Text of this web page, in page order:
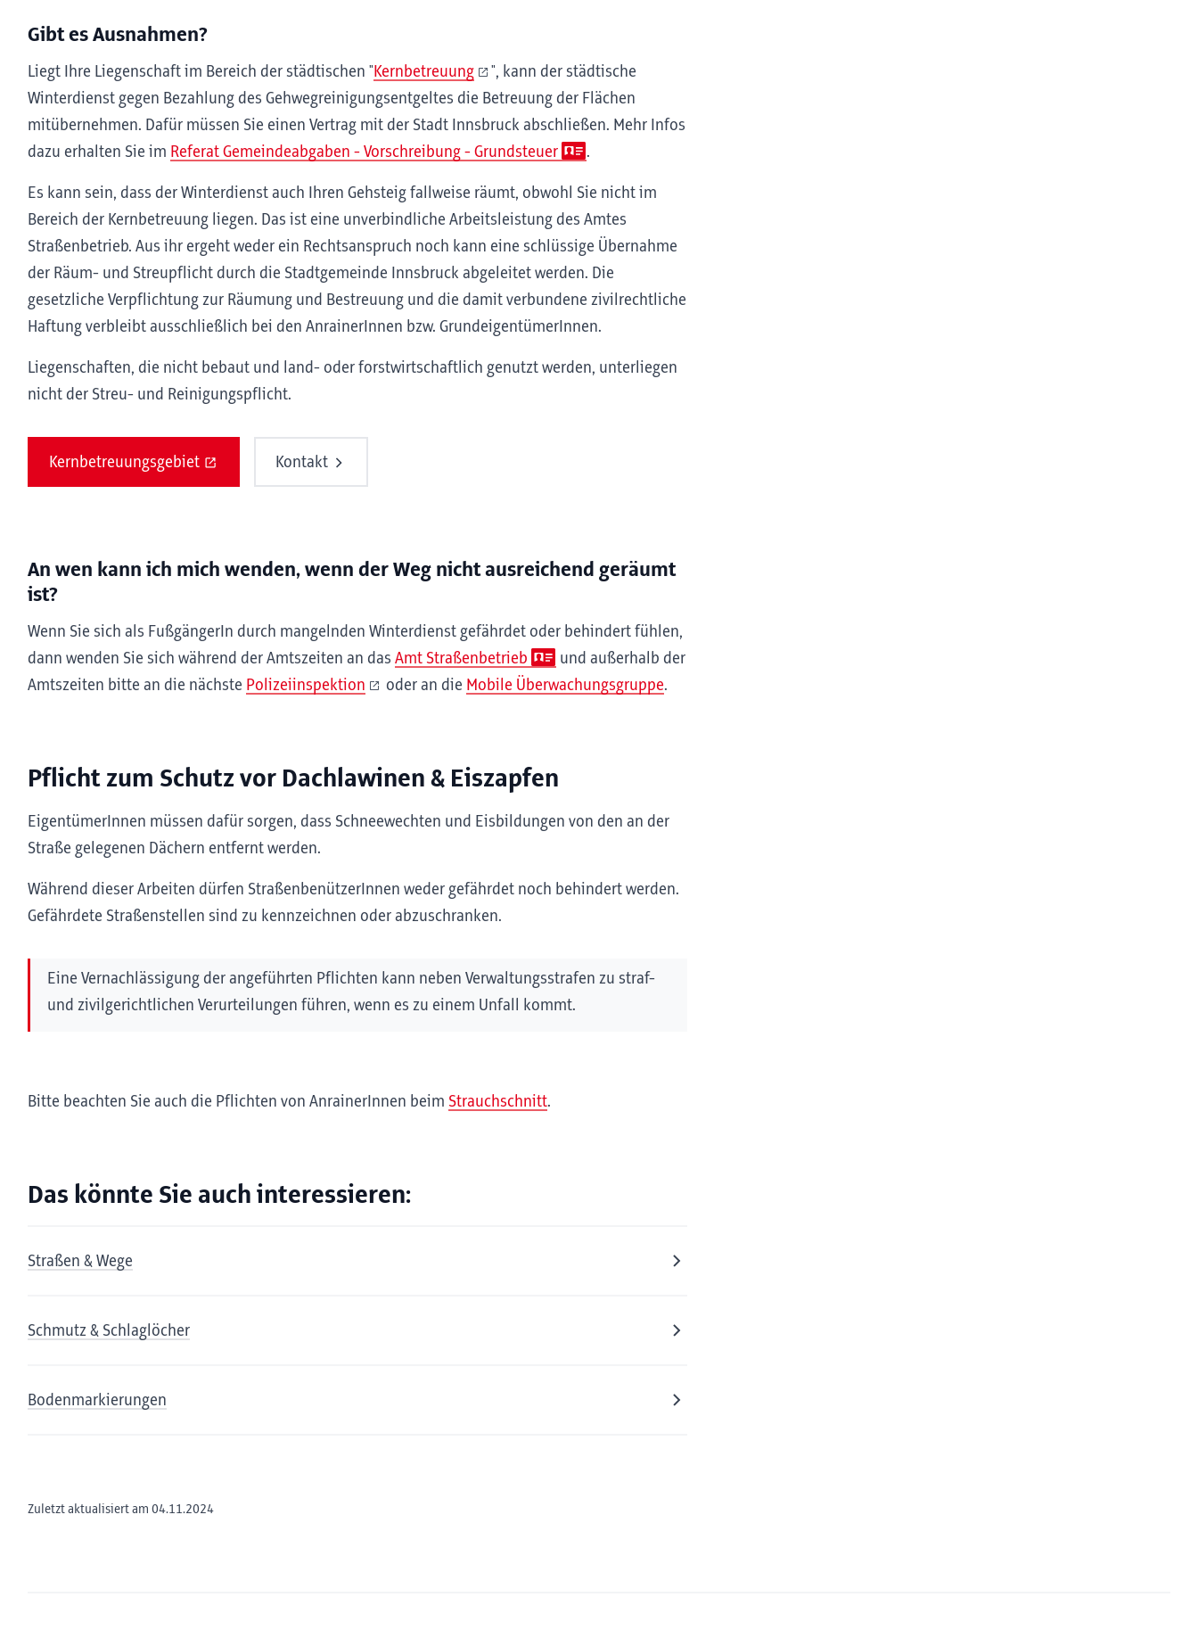
Gibt es Ausnahmen?
Liegt Ihre Liegenschaft im Bereich der städtischen "Kernbetreuung
", kann der städtische
Winterdienst gegen Bezahlung des Gehwegreinigungsentgeltes die Betreuung der Flächen
mitübernehmen. Dafür müssen Sie einen Vertrag mit der Stadt Innsbruck abschließen. Mehr Infos
dazu erhalten Sie im Referat Gemeindeabgaben - Vorschreibung - Grundsteuer .
Es kann sein, dass der Winterdienst auch Ihren Gehsteig fallweise räumt, obwohl Sie nicht im
Bereich der Kernbetreuung liegen. Das ist eine unverbindliche Arbeitsleistung des Amtes
Straßenbetrieb. Aus ihr ergeht weder ein Rechtsanspruch noch kann eine schlüssige Übernahme
der Räum- und Streupflicht durch die Stadtgemeinde Innsbruck abgeleitet werden. Die
gesetzliche Verpflichtung zur Räumung und Bestreuung und die damit verbundene zivilrechtliche
Haftung verbleibt ausschließlich bei den AnrainerInnen bzw. GrundeigentümerInnen.
Liegenschaften, die nicht bebaut und land- oder forstwirtschaftlich genutzt werden, unterliegen
nicht der Streu- und Reinigungspflicht.
Kernbetreuungsgebiet Kontakt
An wen kann ich mich wenden, wenn der Weg nicht ausreichend geräumt
ist?
Wenn Sie sich als FußgängerIn durch mangelnden Winterdienst gefährdet oder behindert fühlen,
dann wenden Sie sich während der Amtszeiten an das Amt Straßenbetrieb
und außerhalb der
Amtszeiten bitte an die nächste Polizeiinspektion oder an die Mobile Überwachungsgruppe.
Pflicht zum Schutz vor Dachlawinen & Eiszapfen
EigentümerInnen müssen dafür sorgen, dass Schneewechten und Eisbildungen von den an der
Straße gelegenen Dächern entfernt werden.
Während dieser Arbeiten dürfen StraßenbenützerInnen weder gefährdet noch behindert werden.
Gefährdete Straßenstellen sind zu kennzeichnen oder abzuschranken.
Eine Vernachlässigung der angeführten Pflichten kann neben Verwaltungsstrafen zu straf-
und zivilgerichtlichen Verurteilungen führen, wenn es zu einem Unfall kommt.
Bitte beachten Sie auch die Pflichten von AnrainerInnen beim Strauchschnitt.
Das könnte Sie auch interessieren:
Straßen & Wege
Schmutz & Schlaglöcher
Bodenmarkierungen
Zuletzt aktualisiert am 04.11.2024